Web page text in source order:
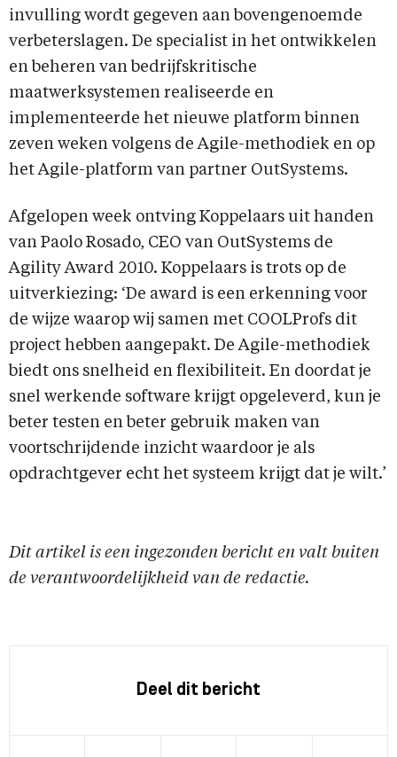
invulling wordt gegeven aan bovengenoemde
verbeterslagen. De specialist in het ontwikkelen
en beheren van bedrijfskritische
maatwerksystemen realiseerde en
implementeerde het nieuwe platform binnen
zeven weken volgens de Agile-methodiek en op
het Agile-platform van partner OutSystems.
Afgelopen week ontving Koppelaars uit handen
van Paolo Rosado, CEO van OutSystems de
Agility Award 2010. Koppelaars is trots op de
uitverkiezing: ‘De award is een erkenning voor
de wijze waarop wij samen met COOLProfs dit
project hebben aangepakt. De Agile-methodiek
biedt ons snelheid en flexibiliteit. En doordat je
snel werkende software krijgt opgeleverd, kun je
beter testen en beter gebruik maken van
voortschrijdende inzicht waardoor je als
opdrachtgever echt het systeem krijgt dat je wilt.’
Dit artikel is een ingezonden bericht en valt buiten
de verantwoordelijkheid van de redactie.
Deel dit bericht